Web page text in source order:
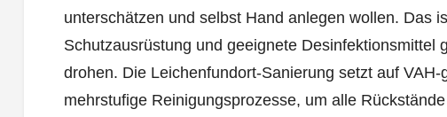
unterschätzen und selbst Hand anlegen wollen. Das
Schutzausrüstung und geeignete Desinfektionsmittel
drohen. Die Leichenfundort-Sanierung setzt auf VAH-
mehrstufige Reinigungsprozesse, um alle